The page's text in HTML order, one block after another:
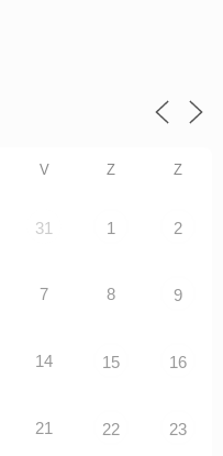
V Z Z
31 1 2
7 8 9
14 15 16
21 22 23